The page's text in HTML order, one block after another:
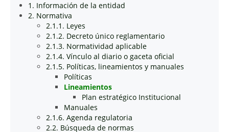
1. Información de la entidad
2. Normativa
2.1.1. Leyes
2.1.2. Decreto único reglamentario
2.1.3. Normatividad aplicable
2.1.4. Vínculo al diario o gaceta oficial
2.1.5. Políticas, lineamientos y manuales
Políticas
Lineamientos
Plan estratégico Institucional
Manuales
2.1.6. Agenda regulatoria
2.2. Búsqueda de normas